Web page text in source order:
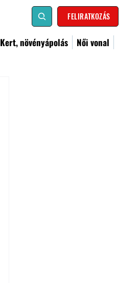
FELIRATKOZÁS
Kert, növényápolás
Női vonal